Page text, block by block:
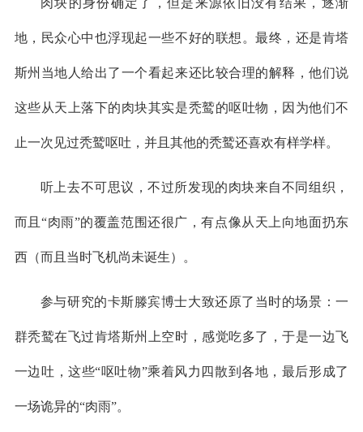
肉块的身份确定了，但是来源依旧没有结果，逐渐
地，民众心中也浮现起一些不好的联想。最终，还是肯塔
斯州当地人给出了一个看起来还比较合理的解释，他们说
这些从天上落下的肉块其实是秃鹫的呕吐物，因为他们不
止一次见过秃鹫呕吐，并且其他的秃鹫还喜欢有样学样。
听上去不可思议，不过所发现的肉块来自不同组织，
而且“肉雨”的覆盖范围还很广，有点像从天上向地面扔东
西（而且当时飞机尚未诞生）。
参与研究的卡斯滕宾博士大致还原了当时的场景：一
群秃鹫在飞过肯塔斯州上空时，感觉吃多了，于是一边飞
一边吐，这些“呕吐物”乘着风力四散到各地，最后形成了
一场诡异的“肉雨”。